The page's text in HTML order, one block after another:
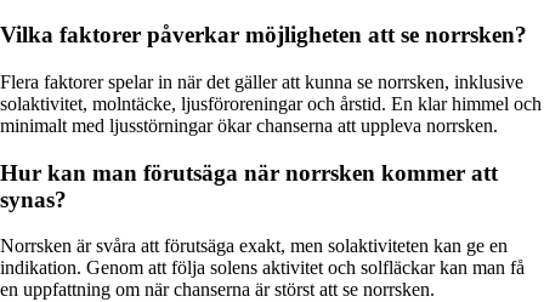
Vilka faktorer påverkar möjligheten att se norrsken?
Flera faktorer spelar in när det gäller att kunna se norrsken, inklusive
solaktivitet, molntäcke, ljusföroreningar och årstid. En klar himmel och
minimalt med ljusstörningar ökar chanserna att uppleva norrsken.
Hur kan man förutsäga när norrsken kommer att
synas?
Norrsken är svåra att förutsäga exakt, men solaktiviteten kan ge en
indikation. Genom att följa solens aktivitet och solfläckar kan man få
en uppfattning om när chanserna är störst att se norrsken.